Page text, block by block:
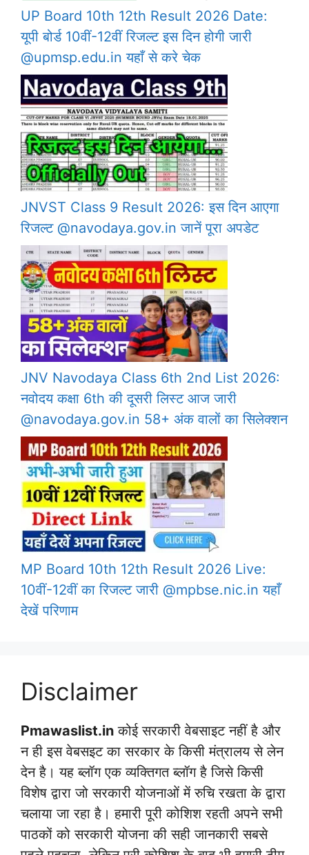
UP Board 10th 12th Result 2026 Date:
यूपी बोर्ड 10वीं-12वीं रिजल्ट इस दिन होगी जारी
@upmsp.edu.in यहाँ से करे चेक
JNVST Class 9 Result 2026: इस दिन आएगा
रिजल्ट @navodaya.gov.in जानें पूरा अपडेट
JNV Navodaya Class 6th 2nd List 2026:
नवोदय कक्षा 6th की दूसरी लिस्ट आज जारी
@navodaya.gov.in 58+ अंक वालों का सिलेक्शन
MP Board 10th 12th Result 2026 Live:
10वीं-12वीं का रिजल्ट जारी @mpbse.nic.in यहाँ
देखें परिणाम
Disclaimer
Pmawaslist.in कोई सरकारी वेबसाइट नहीं है और
न ही इस वेबसइट का सरकार के किसी मंत्रालय से लेन
देन है। यह ब्लॉग एक व्यक्तिगत ब्लॉग है जिसे किसी
विशेष द्वारा जो सरकारी योजनाओं में रुचि रखता के द्वारा
चलाया जा रहा है। हमारी पूरी कोशिश रहती अपने सभी
पाठकों को सरकारी योजना की सही जानकारी सबसे